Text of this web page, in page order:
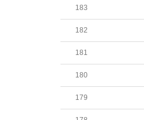
183
182
181
180
179